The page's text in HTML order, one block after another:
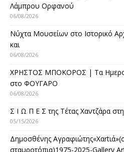
Λάμπρου Ορφανού
06/08/2026
Νύχτα Μουσείων στο Ιστορικό
και
06/08/2026
ΧΡΗΣΤΟΣ ΜΠΟΚΟΡΟΣ | Τα
στο ΦΟΥΓΑΡΟ
06/08/2026
Σ Ι Ω Π Ε Σ της Τέτας Χαντζάρα
05/15/2026
Δημοσθένης
σταυροτόπια)1975-2025-Gallery